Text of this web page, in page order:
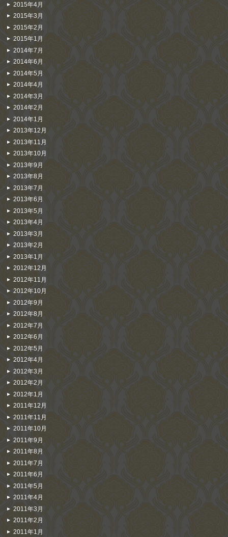
2015年4月
2015年3月
2015年2月
2015年1月
2014年7月
2014年6月
2014年5月
2014年4月
2014年3月
2014年2月
2014年1月
2013年12月
2013年11月
2013年10月
2013年9月
2013年8月
2013年7月
2013年6月
2013年5月
2013年4月
2013年3月
2013年2月
2013年1月
2012年12月
2012年11月
2012年10月
2012年9月
2012年8月
2012年7月
2012年6月
2012年5月
2012年4月
2012年3月
2012年2月
2012年1月
2011年12月
2011年11月
2011年10月
2011年9月
2011年8月
2011年7月
2011年6月
2011年5月
2011年4月
2011年3月
2011年2月
2011年1月